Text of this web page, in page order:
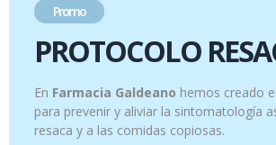
Kabi Proteína Polvo Sabor Neutro, 300 g
€
21.90
Promo
PROTOCOLO
En Farmacia Galdeano hemos creado
para prevenir y aliviar la sintomatología
resaca y a las comidas copiosas.